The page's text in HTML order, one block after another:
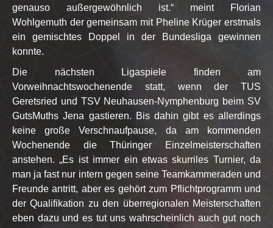
genauso außergewöhnlich ist.“ meint Florian
Wohlgemuth der gemeinsam mit Pheline Krüger erstmals
ein gemischtes Doppel in der Bundesliga gewinnen
konnte.
Die nächsten Ligaspiele finden am
Vorweihnachtswochenende statt, wenn der TUS
Geretsried und TSV Neuhausen-Nymphenburg beim SV
GutsMuths Jena gastieren. Bis dahin gibt es allerdings
keine große Verschnaufpause, da am kommenden
Wochenende die Thüringer Einzelmeisterschaften
anstehen. „Es ist immer ein etwas skurriles Turnier, da
man ja fast nur intern gegen seine Teamkammeraden und
Freunde antritt, aber es gehört zum Pflichtprogramm und
der Qualifikation zu den überregionalen Meisterschaften
eben dazu und es tut uns wahrscheinlich auch gut noch